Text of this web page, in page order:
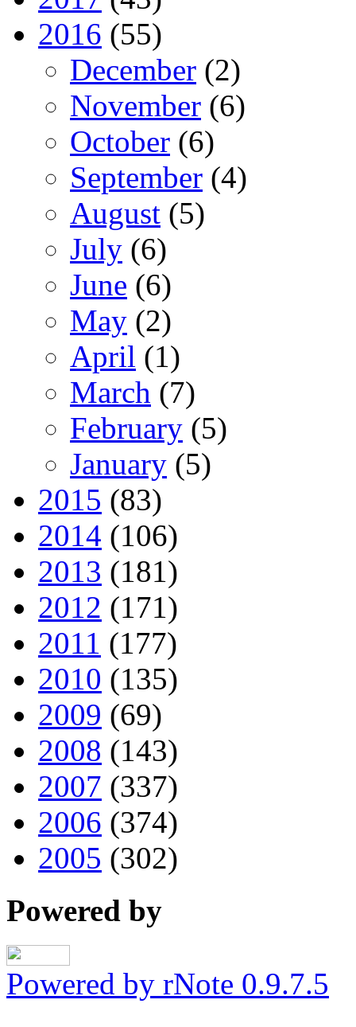
2016 (55)
December (2)
November (6)
October (6)
September (4)
August (5)
July (6)
June (6)
May (2)
April (1)
March (7)
February (5)
January (5)
2015 (83)
2014 (106)
2013 (181)
2012 (171)
2011 (177)
2010 (135)
2009 (69)
2008 (143)
2007 (337)
2006 (374)
2005 (302)
Powered by
Powered by rNote 0.9.7.5